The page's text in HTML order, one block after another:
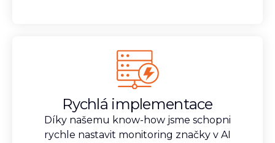
Rychlá implementace
Díky našemu know-how jsme schopni
rychle nastavit monitoring značky v AI